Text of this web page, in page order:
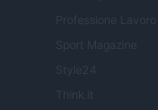
Professione Lavoro
Sport Magazine
Style24